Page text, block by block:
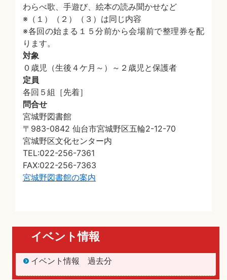
わらべ歌、手遊び、絵本の読み聞かせなど
※（１）（２）（３）は同じ内容
※各回の始まる１５分前から会場前で整理券を配
ります。
対象
０歳児（生後４ケ月～）～２歳児と保護者
定員
各回５組［先着］
問合せ
宮城野図書館
〒983-0842 仙台市宮城野区五輪2-12-70
宮城野区文化センター内
TEL:022-256-7361
FAX:022-256-7363
宮城野図書館の案内
イベント情報
イベント情報 過去分